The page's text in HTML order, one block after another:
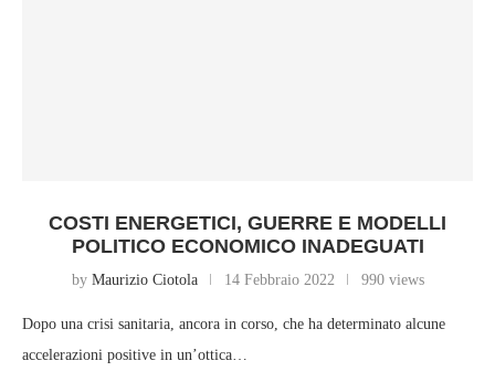
COSTI ENERGETICI, GUERRE E MODELLI
POLITICO ECONOMICO INADEGUATI
by Maurizio Ciotola 14 Febbraio 2022 990 views
Dopo una crisi sanitaria, ancora in corso, che ha determinato alcune
accelerazioni positive in un’ottica…